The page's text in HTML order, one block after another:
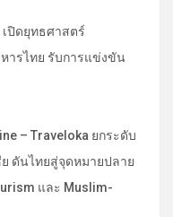
เปิดยุทธศาสตร์
หารไทย รับการแข่งขัน
– Traveloka ยกระดับ
ดันไทยสู่จุดหมายปลาย
และ Muslim-